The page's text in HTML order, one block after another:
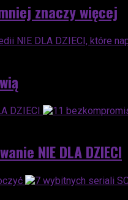
znaczy więcej
NIE DLA DZIECI